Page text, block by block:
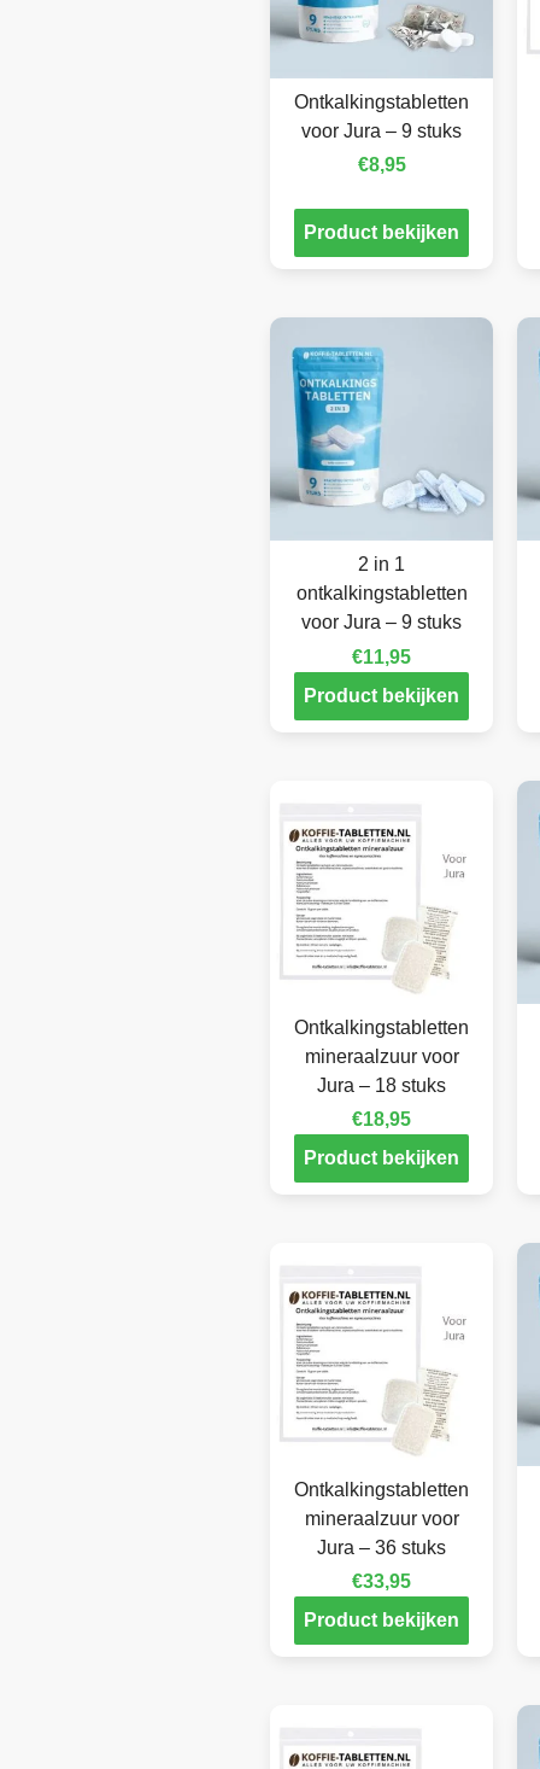
Ontkalkingstabletten
voor Jura – 9 stuks
€8,95
Product bekijken
2 in 1
ontkalkingstabletten
voor Jura – 9 stuks
€11,95
Product bekijken
Ontkalkingstabletten
mineraalzuur voor
Jura – 18 stuks
€18,95
Product bekijken
Ontkalkingstabletten
mineraalzuur voor
Jura – 36 stuks
€33,95
Product bekijken